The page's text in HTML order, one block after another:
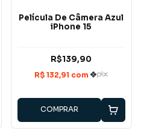
Película De Câmera Azul
iPhone 15
R$139,90
COMPRAR